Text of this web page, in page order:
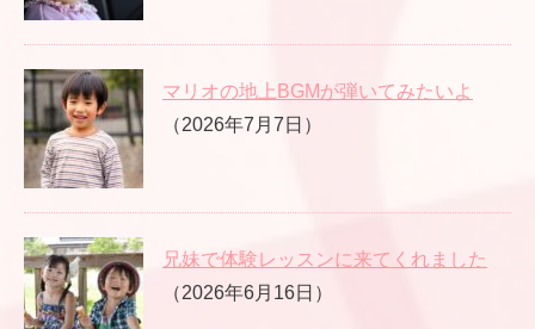
マリオの地上BGMが弾いてみたいよ
（2026年7月7日）
兄妹で体験レッスンに来てくれました
（2026年6月16日）